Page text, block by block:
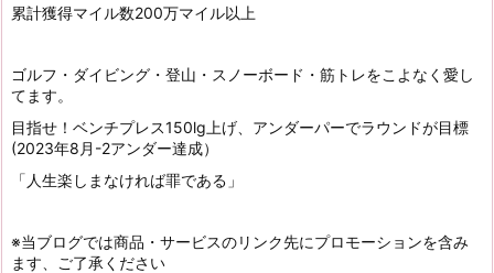
累計獲得マイル数200万マイル以上
ゴルフ・ダイビング・登山・スノーボード・筋トレをこよなく愛し
てます。
目指せ！ベンチプレス150lg上げ、アンダーパーでラウンドが目標
(2023年8月-2アンダー達成）
「人生楽しまなければ罪である」
※当ブログでは商品・サービスのリンク先にプロモーションを含み
ます、ご了承ください